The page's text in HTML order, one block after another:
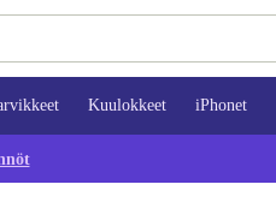
Kuulokkeet iPhonet